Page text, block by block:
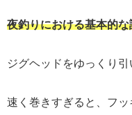
夜釣りにおける基本的
ジグヘッドをゆっくり引
速く巻きすぎると、フッ